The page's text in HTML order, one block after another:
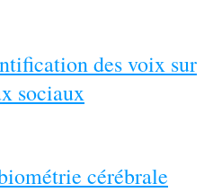
des voix sur
sociaux
cérébrale